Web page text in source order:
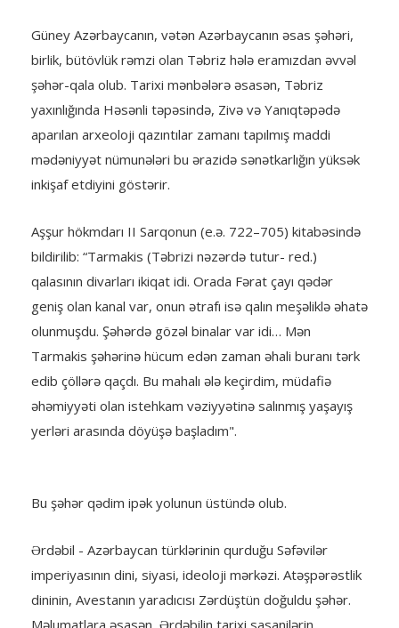
Güney Azərbaycanın, vətən Azərbaycanın əsas şəhəri,
birlik, bütövlük rəmzi olan Təbriz hələ eramızdan əvvəl
şəhər-qala olub. Tarixi mənbələrə əsasən, Təbriz
yaxınlığında Həsənli təpəsində, Zivə və Yanıqtəpədə
aparılan arxeoloji qazıntılar zamanı tapılmış maddi
mədəniyyət nümunələri bu ərazidə sənətkarlığın yüksək
inkişaf etdiyini göstərir.
Aşşur hökmdarı II Sarqonun (e.ə. 722–705) kitabəsində
bildirilib: “Tarmakis (Təbrizi nəzərdə tutur- red.)
qalasının divarları ikiqat idi. Orada Fərat çayı qədər
geniş olan kanal var, onun ətrafı isə qalın meşəliklə əhatə
olunmuşdu. Şəhərdə gözəl binalar var idi… Mən
Tarmakis şəhərinə hücum edən zaman əhali buranı tərk
edib çöllərə qaçdı. Bu mahalı ələ keçirdim, müdafiə
əhəmiyyəti olan istehkam vəziyyətinə salınmış yaşayış
yerləri arasında döyüşə başladım".
Bu şəhər qədim ipək yolunun üstündə olub.
Ərdəbil - Azərbaycan türklərinin qurduğu Səfəvilər
imperiyasının dini, siyasi, ideoloji mərkəzi. Atəşpərəstlik
dininin, Avestanın yaradıcısı Zərdüştün doğuldu şəhər.
Məlumatlara əsasən, Ərdəbilin tarixi sasanilərin